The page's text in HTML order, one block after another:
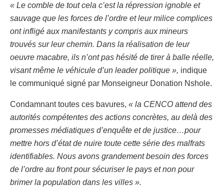
« Le comble de tout cela c’est la répression ignoble et
sauvage que les forces de l’ordre et leur milice complices
ont infligé aux manifestants y compris aux mineurs
trouvés sur leur chemin. Dans la réalisation de leur
oeuvre macabre, ils n’ont pas hésité de tirer à balle réelle,
visant même le véhicule d’un leader politique », indique
le communiqué signé par Monseigneur Donation Nshole.
Condamnant toutes ces bavures, « la CENCO attend des
autorités compétentes des actions concrètes, au delà des
promesses médiatiques d’enquête et de justice…pour
mettre hors d’état de nuire toute cette série des malfrats
identifiables. Nous avons grandement besoin des forces
de l’ordre au front pour sécuriser le pays et non pour
brimer la population dans les villes ».